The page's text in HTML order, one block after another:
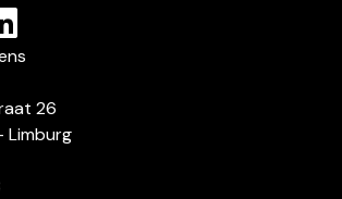
26
Limburg